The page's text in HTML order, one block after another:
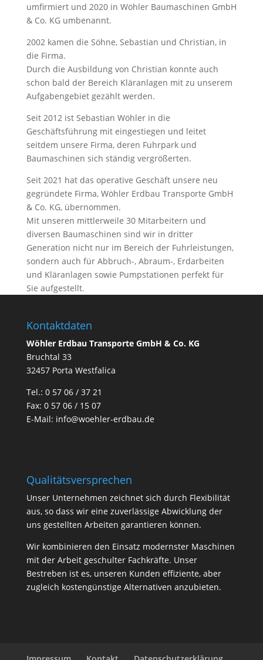
umfirmiert und 2020 in Wöhler Baumaschinen GmbH
& Co. KG umbenannt.
2002 kamen die Söhne, Sebastian und Christian, in
die Firma.
Durch die Ausbildung von Christian konnte auch
schon bald der Bereich Kläranlagen mit zu unserem
Aufgabengebiet gezählt werden.
Seit 2012 ist Sebastian Wöhler in die
Geschäftsführung mit eingestiegen und leitet
seitdem unsere Firma, deren Fuhrpark und
Baumaschinen sich ständig vergrößerten.
Seit 2021 hat das operative Geschäft unsere neu
gegründete Firma, Wöhler Erdbau Transporte GmbH
& Co. KG, übernommen.
Mit unseren mittlerweile 30 Mitarbeitern und
diversen Baumaschinen sind wir in dritter
Generation nicht nur im Bereich der Fuhrleistungen,
sondern auch für Abbruch-, Abraum-, Erdarbeiten
und Kläranlagen sowie Pumpstationen perfekt für
Sie aufgestellt.
Kontaktdaten
Wöhler Erdbau Transporte GmbH & Co. KG
Bruchtal 33
32457 Porta Westfalica
Tel.: 0 57 06 / 37 21
Fax: 0 57 06 / 15 07
E-Mail: info@woehler-erdbau.de
Qualitätsversprechen
Unser Unternehmen zeichnet sich durch Flexibilität
aus, so dass wir eine zuverlässige Abwicklung der
uns gestellten Arbeiten garantieren können.
Wir kombinieren den Einsatz modernster Maschinen
mit der Arbeit geschulter Fachkräfte. Unser
Bestreben ist es, unseren Kunden effiziente, aber
zugleich kostengünstige Alternativen anzubieten.